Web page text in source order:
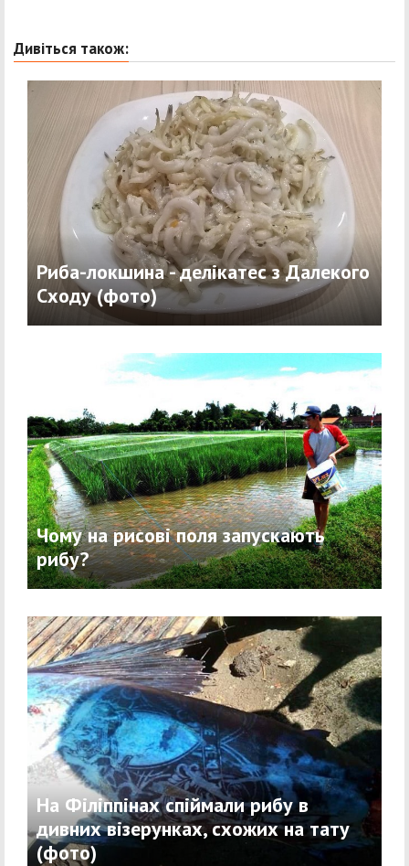
Дивіться також:
Риба-локшина - делікатес з Далекого
Сходу (фото)
Чому на рисові поля запускають
рибу?
На Філіппінах спіймали рибу в
дивних візерунках, схожих на тату
(фото)